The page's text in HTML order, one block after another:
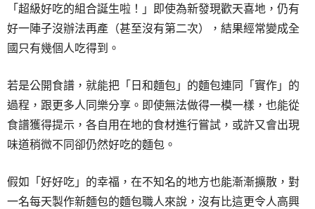
「超級好吃的組合誕生啦！」即使為新發現歡天喜地，仍有
好一陣子沒辦法再產（甚至沒有第二次），結果經常變成全
國只有幾個人吃得到。
若是公開食譜，就能把「日和麵包」的麵包連同「實作」的
過程，跟更多人同樂分享。即使無法做得一模一樣，也能從
食譜獲得提示，各自用在地的食材進行嘗試，或許又會出現
味道稍微不同卻仍然好吃的麵包。
假如「好好吃」的幸福，在不知名的地方也能漸漸擴散，對
一名每天製作新麵包的麵包職人來說，沒有比這更令人高興